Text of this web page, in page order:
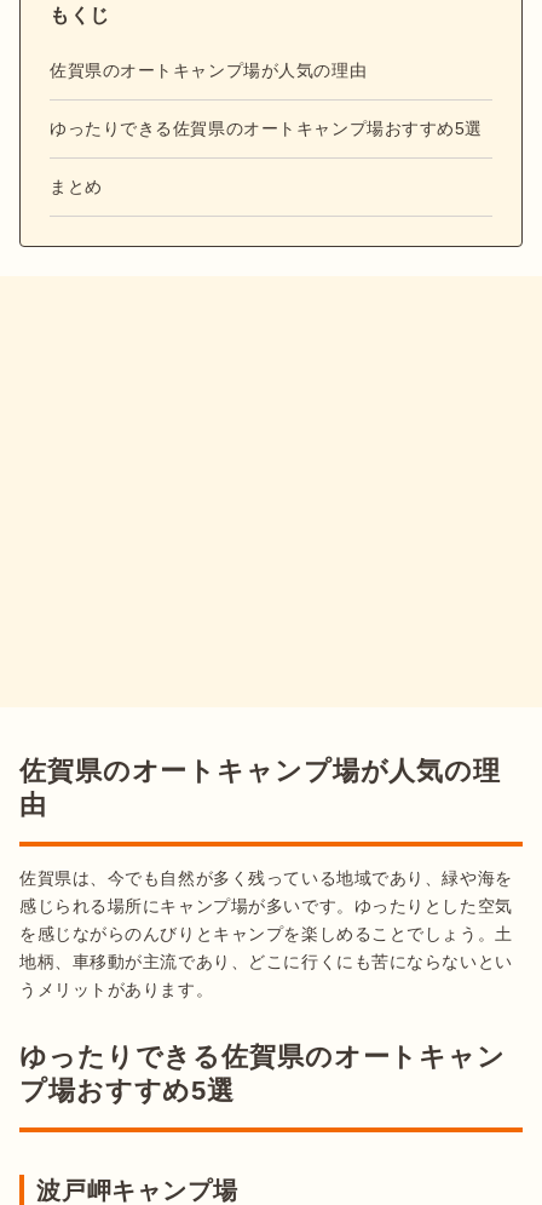
もくじ
佐賀県のオートキャンプ場が人気の理由
ゆったりできる佐賀県のオートキャンプ場おすすめ5選
まとめ
佐賀県のオートキャンプ場が人気の理
由
佐賀県は、今でも自然が多く残っている地域であり、緑や海を
感じられる場所にキャンプ場が多いです。ゆったりとした空気
を感じながらのんびりとキャンプを楽しめることでしょう。土
地柄、車移動が主流であり、どこに行くにも苦にならないとい
ゆったりできる佐賀県のオートキャン
プ場おすすめ5選
波戸岬キャンプ場